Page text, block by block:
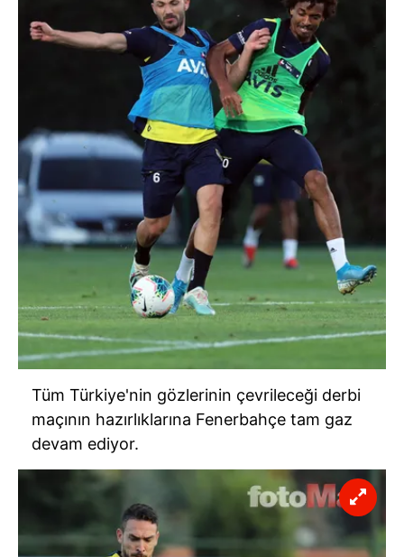
Tüm Türkiye'nin gözlerinin çevrileceği derbi
maçının hazırlıklarına Fenerbahçe tam gaz
devam ediyor.